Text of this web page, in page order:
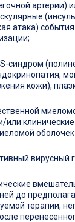
артерии)
атака)
синдром
кожи),
или
оболочек
вирусный
до
терапии,